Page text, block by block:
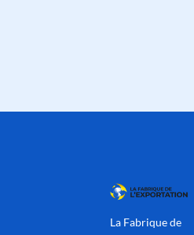
La Fabrique de